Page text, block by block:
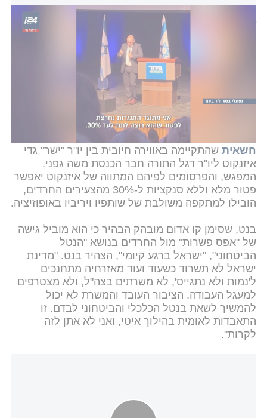
בנט תקף בכנס פעילים: "מה שגפני ודרעי שכחו - איזנקוט ויאיר גולן עוד
"השגיאה של גדי, אני מתנגד התנגדות נחרצת לפטור
שהוא רוצה לתת לעד 30%. כי זה תמים", אמר בנט.
"אתה תיכנס למשא ומתן ואז יגידו מה הפרמטרים
לפטור. מה שגפני ומה שדרעי שכחו - איזנקוט ויאיר גולן
עוד לא למדו"
שגיאה נוראה". כזכור, רק אתמול פורסם על
חשאית שהתקיימה באווירה חיובית בין יו"ר "ישר" גדי
איזנקוט ליו"ר דגל התורה חבר הכנסת משה גפני.
המפגש, והפרסומים לפיהם המתווה של איזנקוט יאפשר
פטור מלא וללא סנקציות ל-30% מהצעירים החרדים,
הובילו למתקפה משולבת של שותפיו ויריביו באופוזיציה.
בנט, שסימן קו אדום מובהק הבהיר כי הוא מוביל גישה
של "אפס פשרות" מול החרדים בנושא "הנטל
הביטחוני", "ישראל ברגע קיומי", הצהיר בנט. "מדינת
ישראל לא תשרוד כשעוד ועוד מאזרחיה מתחנכים
ל'נמות ולא נתגייס', לא משרתים בצה"ל, ולא מצטרפים
למעגל העבודה. הציבור העובד והמשרת לא יכול
להמשיך לשאת בנטל הכלכלי והביטחוני לבדם. זו
התאבדות לאומית בהילוך איטי, ואני לא אתן לזה
לקרות".